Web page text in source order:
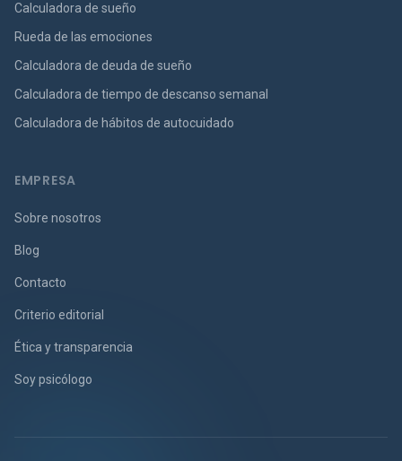
Calculadora de sueño
Rueda de las emociones
Calculadora de deuda de sueño
Calculadora de tiempo de descanso semanal
Calculadora de hábitos de autocuidado
EMPRESA
Sobre nosotros
Blog
Contacto
Criterio editorial
Ética y transparencia
Soy psicólogo